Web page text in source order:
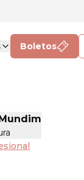
Boletos